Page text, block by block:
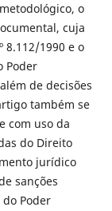
o
cuja
8.112/1990 e o
Poder
de decisões
também se
com uso da
do Direito
jurídico
sanções
Poder